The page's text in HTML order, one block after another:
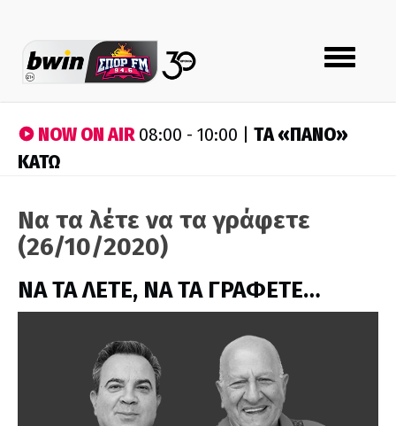
Toggle
navigation
NOW ON AIR08:00 - 10:00 | ΤA «ΠΑΝΟ»
ΚΑΤΩ
Να τα λέτε να τα γράφετε
(26/10/2020)
ΝΑ ΤΑ ΛΕΤΕ, ΝΑ ΤΑ ΓΡΑΦΕΤΕ…